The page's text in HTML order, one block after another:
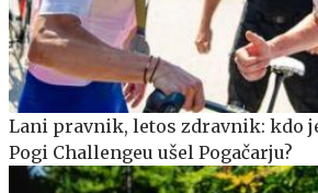
Lani pravnik, letos zdravnik: kdo
Pogi Challengeu ušel Pogačarju?